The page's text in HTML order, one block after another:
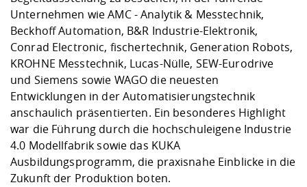
Unternehmen wie AMC - Analytik & Messtechnik,
Beckhoff Automation, B&R Industrie-Elektronik,
Conrad Electronic, fischertechnik, Generation Robots,
KROHNE Messtechnik, Lucas-Nülle, SEW-Eurodrive
und Siemens sowie WAGO die neuesten
Entwicklungen in der Automatisierungstechnik
anschaulich präsentierten. Ein besonderes Highlight
war die Führung durch die hochschuleigene Industrie
4.0 Modellfabrik sowie das KUKA
Ausbildungsprogramm, die praxisnahe Einblicke in die
Zukunft der Produktion boten.